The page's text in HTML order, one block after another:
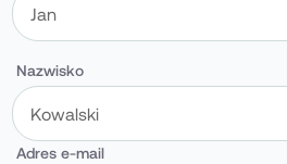
Nazwisko
Adres e-mail